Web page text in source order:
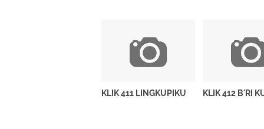
KLIK 411 LINGKUPIKU KLIK 412 B'RI